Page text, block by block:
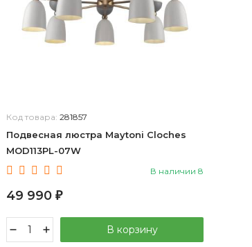
Код товара:281857
Подвесная люстра Maytoni Cloches
MOD113PL-07W
В наличии 8
49 990₽
В корзину